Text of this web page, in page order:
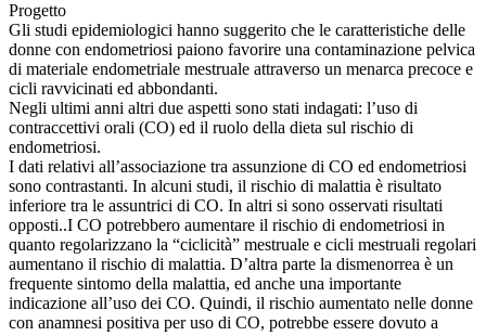
Progetto
Gli studi epidemiologici hanno suggerito che le caratteristiche delle
donne con endometriosi paiono favorire una contaminazione pelvica
di materiale endometriale mestruale attraverso un menarca precoce e
cicli ravvicinati ed abbondanti.
Negli ultimi anni altri due aspetti sono stati indagati: l’uso di
contraccettivi orali (CO) ed il ruolo della dieta sul rischio di
endometriosi.
I dati relativi all’associazione tra assunzione di CO ed endometriosi
sono contrastanti. In alcuni studi, il rischio di malattia è risultato
inferiore tra le assuntrici di CO. In altri si sono osservati risultati
opposti..I CO potrebbero aumentare il rischio di endometriosi in
quanto regolarizzano la “ciclicità” mestruale e cicli mestruali regolari
aumentano il rischio di malattia. D’altra parte la dismenorrea è un
frequente sintomo della malattia, ed anche una importante
indicazione all’uso dei CO. Quindi, il rischio aumentato nelle donne
con anamnesi positiva per uso di CO, potrebbe essere dovuto a